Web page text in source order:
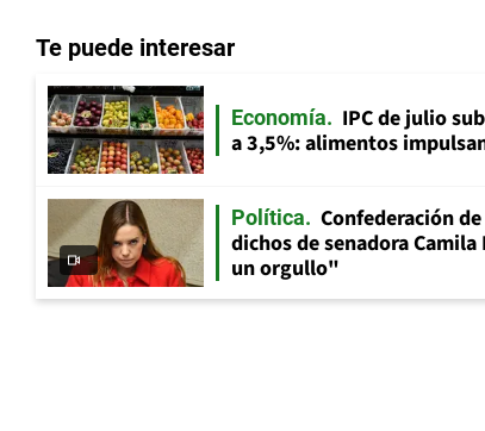
Te puede interesar
Economía
IPC de julio
a 3,5%: alimentos
Política
Confederación
dichos de senadora
un orgullo"